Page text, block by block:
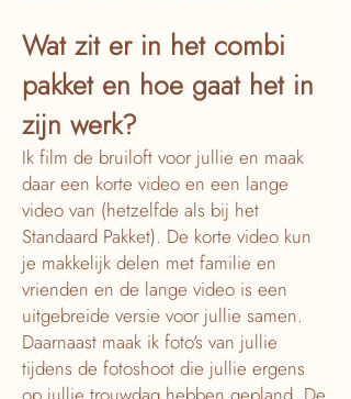
Wat zit er in het combi
pakket en hoe gaat het in
zijn werk?
Ik film de bruiloft voor jullie en maak
daar een korte video en een lange
video van (hetzelfde als bij het
Standaard Pakket). De korte video kun
je makkelijk delen met familie en
vrienden en de lange video is een
uitgebreide versie voor jullie samen.
Daarnaast maak ik foto's van jullie
tijdens de fotoshoot die jullie ergens